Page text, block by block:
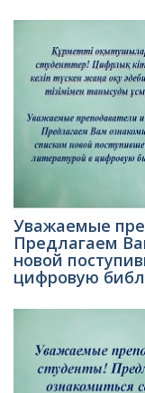
Уважаемые
Предлагаем
новой
цифровую